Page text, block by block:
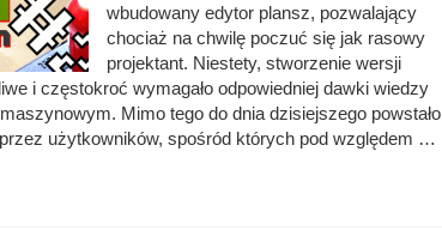
wbudowany edytor plansz, pozwalający
chociaż na chwilę poczuć się jak rasowy
projektant. Niestety, stworzenie wersji
i częstokroć wymagało odpowiedniej dawki wiedzy
Mimo tego do dnia dzisiejszego powstało
użytkowników, spośród których pod względem …